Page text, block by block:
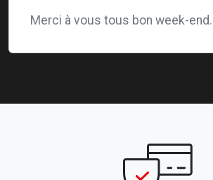
Merci à vous tous bon week-end.